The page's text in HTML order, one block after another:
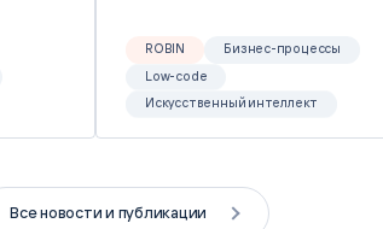
ROBIN
Бизнес-процессы
Low-code
Искусственный интеллект
Все новости и публикации